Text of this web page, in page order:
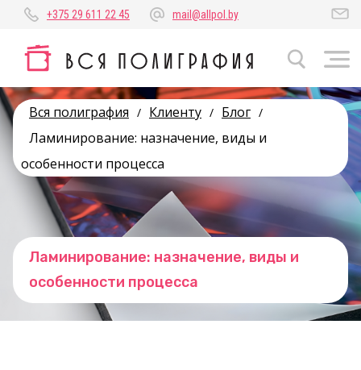
+375 29 611 22 45 mail@allpol.by
Вся полиграфия / Клиенту / Блог /
Ламинирование: назначение, виды и
особенности процесса
Ламинирование: назначение, виды и
особенности процесса